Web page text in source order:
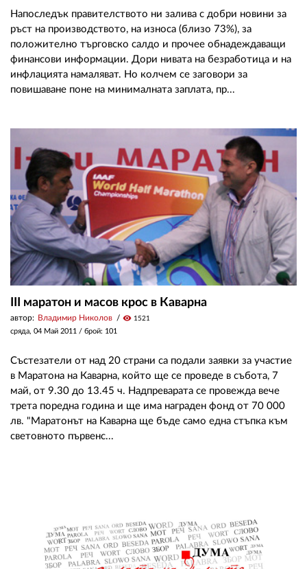
Напоследък правителството ни залива с добри новини за
ръст на производството, на износа (близо 73%), за
положително търговско салдо и прочее обнадеждаващи
финансови информации. Дори нивата на безработица и на
инфлацията намаляват. Но колчем се заговори за
повишаване поне на минималната заплата, пр...
III маратон и масов крос в Каварна
автор: Владимир Николов visibility 1521
сряда, 04 Май 2011 / брой: 101
Състезатели от над 20 страни са подали заявки за участие
в Маратона на Каварна, който ще се проведе в събота, 7
май, от 9.30 до 13.45 ч. Надпреварата се провежда вече
трета поредна година и ще има награден фонд от 70 000
лв. "Маратонът на Каварна ще бъде само една стъпка към
световното първенс...